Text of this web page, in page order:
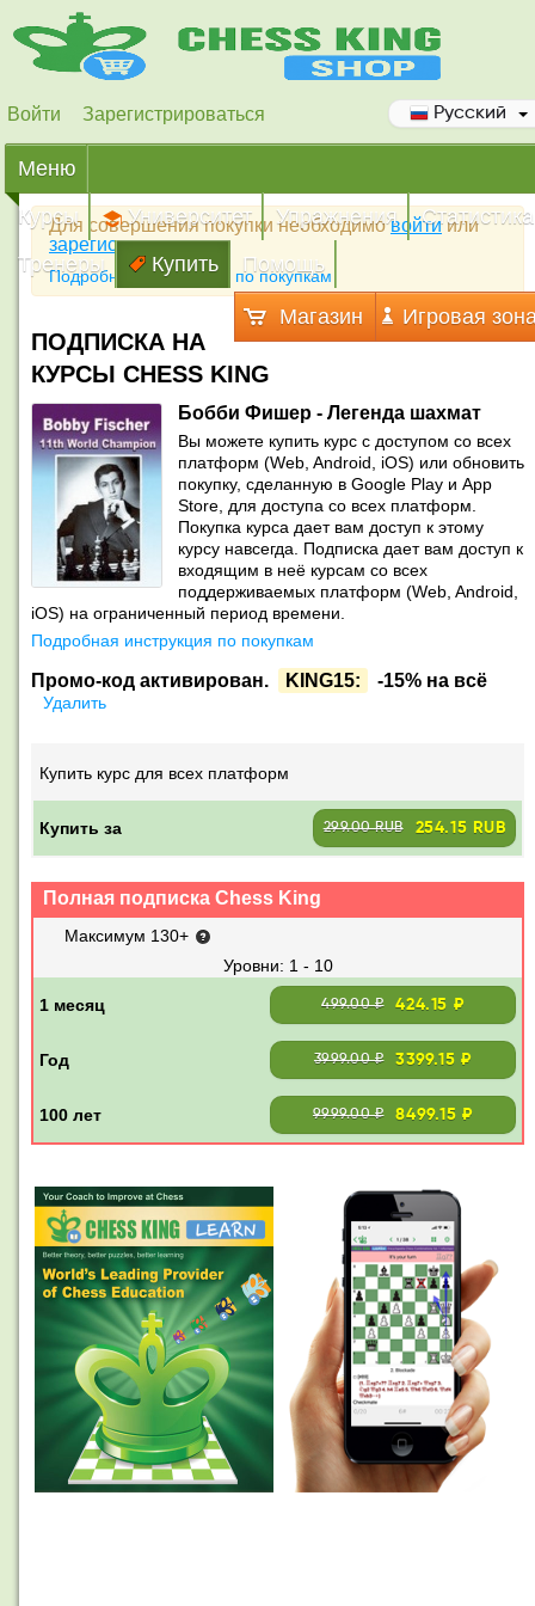
Войти Зарегистрироваться Русский
Меню
Курсы
Университет Упражнения
Статистика
Тренеры
Купить Помощь
Магазин Игровая
Для совершения покупки необходимовойтиили
зарегистрироваться
Подробная инструкция по покупкам
ПОДПИСКА НА
КУРСЫ CHESS KING
Бобби Фишер - Легенда шахмат
Вы можете купить курс с доступом со всех
платформ (Web, Android, iOS) или обновить
покупку, сделанную в Google Play и App
Store, для доступа со всех платформ.
Покупка курса дает вам доступ к этому
курсу навсегда. Подписка дает вам доступ к
входящим в неё курсам со всех
поддерживаемых платформ (Web, Android,
iOS) на ограниченный период времени.
Подробная инструкция по покупкам
Промо-код активирован. KING15: -15% на всё
Удалить
Купить курс для всех платформ
Купить за 299.00 RUB 254.15 RUB
Полная подписка Chess King
Максимум 130+
1 - 10
499.00 ₽ 424.15 ₽
3999.00 ₽ 3399.15 ₽
9999.00 ₽ 8499.15 ₽